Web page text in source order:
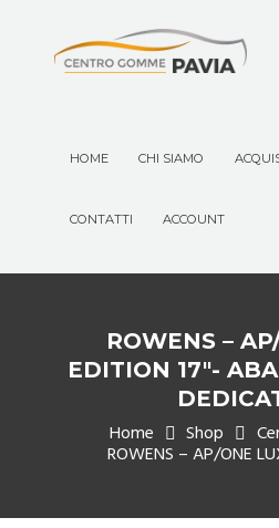
HOME CHI SIAMO
CONTATTI ACCOUNT
ROWENS –
EDITION 17″-
Home Shop
ROWENS – AP/ONE